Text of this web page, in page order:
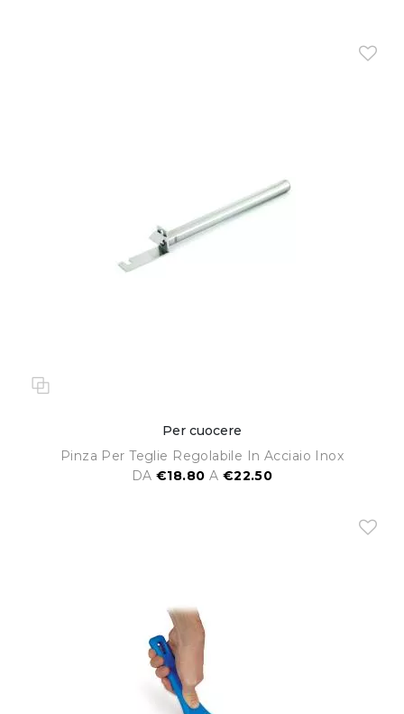
Per cuocere
Pinza Per Teglie Regolabile In Acciaio Inox
DA €18.80 A €22.50